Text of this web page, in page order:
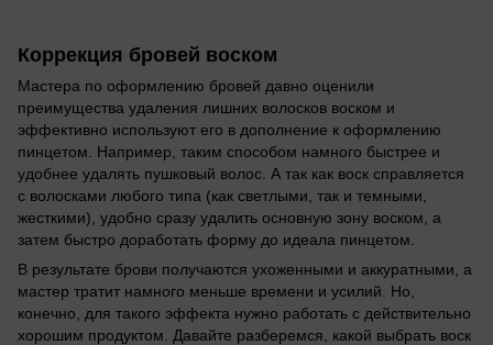
Коррекция бровей воском
Мастера по оформлению бровей давно оценили
преимущества удаления лишних волосков воском и
эффективно используют его в дополнение к оформлению
пинцетом. Например, таким способом намного быстрее и
удобнее удалять пушковый волос. А так как воск справляется
с волосками любого типа (как светлыми, так и темными,
жесткими), удобно сразу удалить основную зону воском, а
затем быстро доработать форму до идеала пинцетом.
В результате брови получаются ухоженными и аккуратными, а
мастер тратит намного меньше времени и усилий. Но,
конечно, для такого эффекта нужно работать с действительно
хорошим продуктом. Давайте разберемся, какой выбрать воск